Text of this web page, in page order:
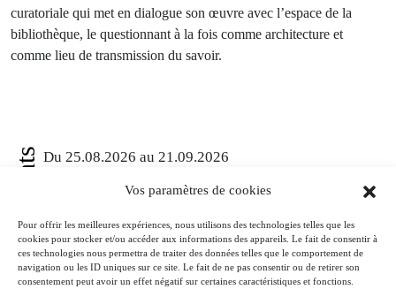
Vos paramètres de cookies
Pour offrir les meilleures expériences, nous utilisons des technologies telles que les
cookies pour stocker et/ou accéder aux informations des appareils. Le fait de consentir à
ces technologies nous permettra de traiter des données telles que le comportement de
navigation ou les ID uniques sur ce site. Le fait de ne pas consentir ou de retirer son
consentement peut avoir un effet négatif sur certaines caractéristiques et fonctions.
curatoriale qui met en dialogue son œuvre avec l’espace de la
bibliothèque, le questionnant à la fois comme architecture et
comme lieu de transmission du savoir.
Événements Du 25.08.2026 au 21.09.2026
Lettre à son épouse
Musée de la Libération de Paris – musée du général Leclerc – musée
Jean Moulin
À l’occasion de l’anniversaire de la Libération de Paris, le musée de la
Libération de Paris – musée du général Leclerc – musée Jean Moulin